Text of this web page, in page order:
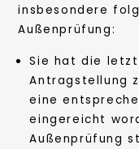
insbesondere
Außenprüfung:
Sie hat die
Antragstellung
eine
eingereicht
Außenprüfung